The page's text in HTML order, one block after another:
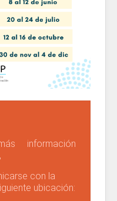
información
con la
ubicación: